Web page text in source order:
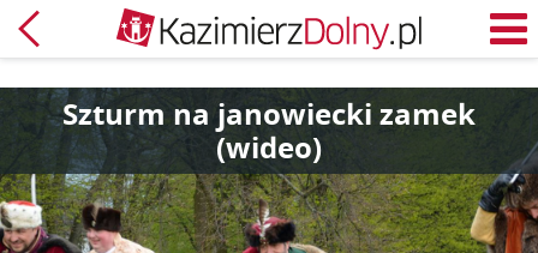
Powrót
Szturm na janowiecki zamek
(wideo)